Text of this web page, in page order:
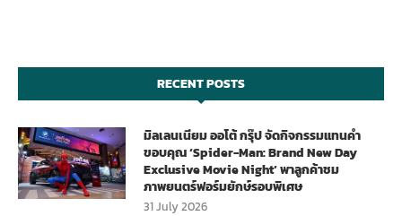
RECENT POSTS
มิลเลนเนียม ออโต้ กรุ๊ป จัดกิจกรรมแทนคำ
ขอบคุณ ‘Spider-Man: Brand New Day
Exclusive Movie Night’ พาลูกค้าชม
ภาพยนตร์ฟอร์มยักษ์รอบพิเศษ
31 July 2026